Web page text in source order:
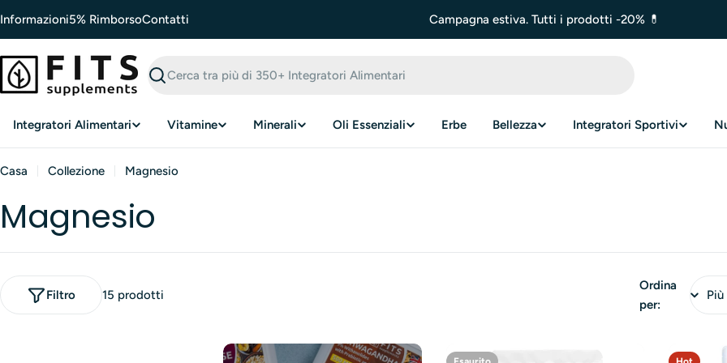
al
Informazioni5% RimborsoContatti Campagna estiva. Tutti i prodotti -20% 💊
Cerca
Integratori Alimentari Vitamine Minerali Oli Essenziali Erbe Bellezza Integratori Sportivi
Casa Collezione Magnesio
Magnesio
15 prodotti
Filtro
Ordina
per: